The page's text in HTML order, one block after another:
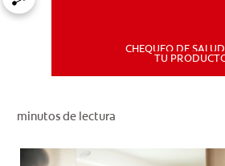
CHEQUEO DE
TU
minutos de lectura